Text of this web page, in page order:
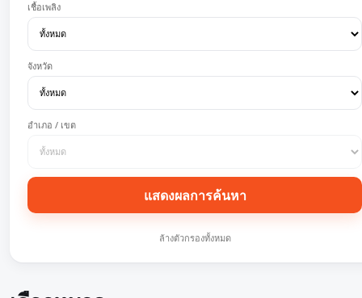
เชื้อเพลิง
จังหวัด
อำเภอ / เขต
แสดงผลการค้นหา
ล้างตัวกรองทั้งหมด